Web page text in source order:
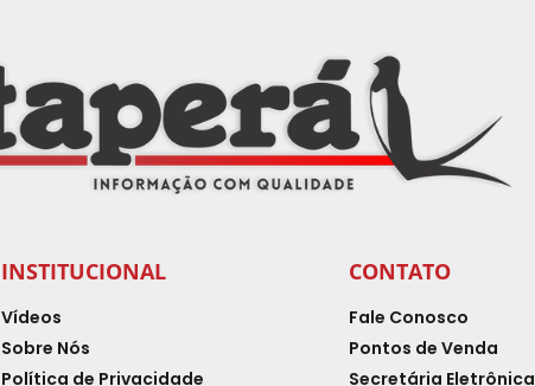
INSTITUCIONAL
Vídeos
Sobre Nós
Política de Privacidade
CONTATO
Fale Conosco
Pontos de Venda
Secretária Eletrônica